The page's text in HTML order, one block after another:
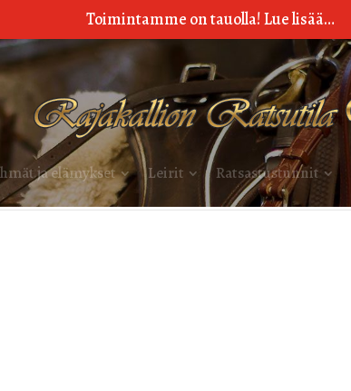
Toimintamme on tauolla! Lue lisää…
ja elämykset Leirit Ratsastustunnit